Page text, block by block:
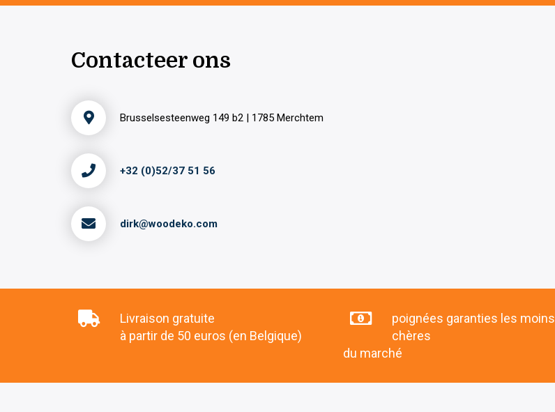
Contacteer ons
Brusselsesteenweg 149 b2 | 1785 Merchtem
+32 (0)52/37 51 56
dirk@woodeko.com
Livraison gratuite
à partir de 50 euros (en Belgique)
poignées garanties les moins
chères
du marché